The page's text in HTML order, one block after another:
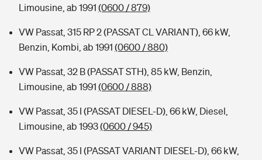
Limousine, ab 1991 (0600 / 879)
VW Passat, 315 RP 2 (PASSAT CL VARIANT), 66 kW,
Benzin, Kombi, ab 1991 (0600 / 880)
VW Passat, 32 B (PASSAT STH), 85 kW, Benzin,
Limousine, ab 1991 (0600 / 888)
VW Passat, 35 I (PASSAT DIESEL-D), 66 kW, Diesel,
Limousine, ab 1993(0600 / 945)
VW Passat, 35 I (PASSAT VARIANT DIESEL-D), 66 kW,